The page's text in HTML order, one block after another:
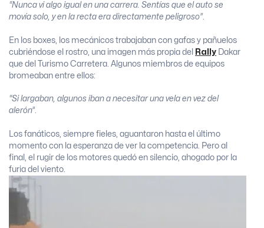
“Nunca vi algo igual en una carrera. Sentías que el auto se
movía solo, y en la recta era directamente peligroso”
En los boxes, los mecánicos trabajaban con gafas y pañuelos
cubriéndose el rostro, una imagen más propia del
Rally Dakar
que del Turismo Carretera. Algunos miembros de equipos
bromeaban entre ellos:
“Si largaban, algunos iban a necesitar una vela en vez del
alerón”
Los fanáticos, siempre fieles, aguantaron hasta el último
momento con la esperanza de ver la competencia. Pero al
final, el rugir de los motores quedó en silencio, ahogado por la
furia del viento.